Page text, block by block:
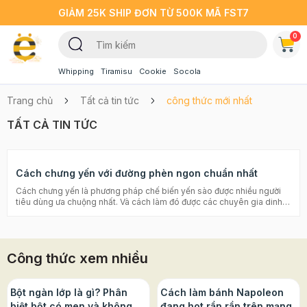
GIẢM 25K SHIP ĐƠN TỪ 500K MÃ FST7
Whipping Tiramisu Cookie Socola
0
Trang chủ Tất cả tin tức công thức mới nhất
TẤT CẢ TIN TỨC
Cách chưng yến với đường phèn ngon chuẩn nhất
Cách chưng yến là phương pháp chế biến yến sào được nhiều người
tiêu dùng ưa chuộng nhất. Và cách làm đó được các chuyên gia dinh
lời đồn? Bột ngũ cốc dinh dưỡng được làm như thế nào, bạn đã biết
chưa? Cách chưng yến với đường phèn vô cùng bổ dưỡng Hiện nay,
trên phương tiện thông tin xã hội, sách báo tạp chí có rất nhiều hướng
dẫn chưng yến. Tuy nhiên không phải hướng dẫn nào cũng chính xác
và chi tiết nhất. Dưới đây là cách chưng yến cho bé đơn giản và hiệu
Công thức xem nhiều
Bột ngàn lớp là gì? Phân
Cách làm bánh Napoleon